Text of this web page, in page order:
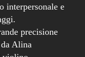
interpersonale e
precisione
Alina